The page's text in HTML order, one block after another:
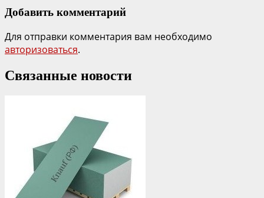
Добавить комментарий
Для отправки комментария вам необходимо
авторизоваться.
Связанные новости